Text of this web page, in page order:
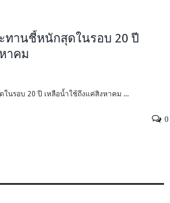
ทานชี้หนักสุดในรอบ 20 ปี
าคม
นรอบ 20 ปี เหลือน้ำใช้ถึงแค่สิงหาคม ...
0